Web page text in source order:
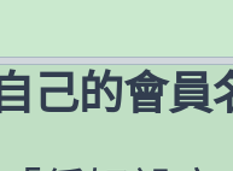
己的會